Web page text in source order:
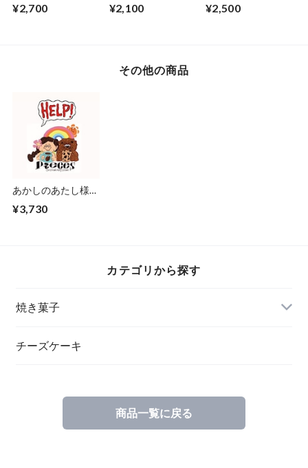
¥2,700 ¥2,100 ¥2,500
その他の商品
あかしのあたし様専
¥3,730
カテゴリから探す
焼き菓子
チーズケーキ
商品一覧に戻る